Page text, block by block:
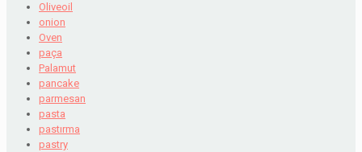
Oliveoil
onion
Oven
paça
Palamut
pancake
parmesan
pasta
pastırma
pastry